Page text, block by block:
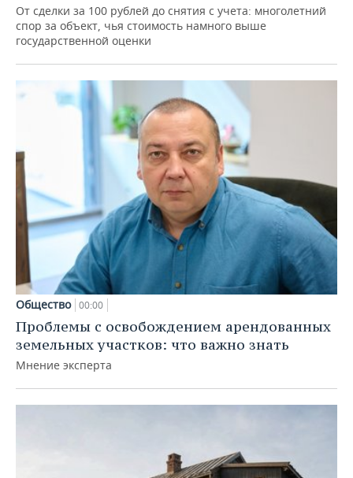
От сделки за 100 рублей до снятия с учета: многолетний
спор за объект, чья стоимость намного выше
государственной оценки
Общество 00:00
Проблемы с освобождением арендованных
земельных участков: что важно знать
Мнение эксперта